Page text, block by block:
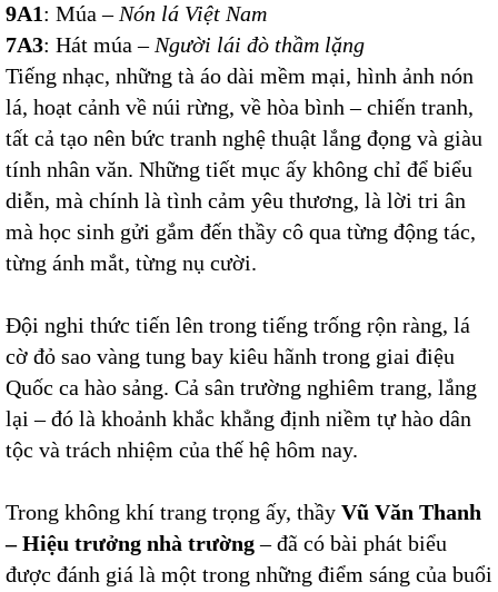
9A1: Múa – Nón lá Việt Nam
7A3: Hát múa – Người lái đò thầm lặng
Tiếng nhạc, những tà áo dài mềm mại, hình ảnh nón
lá, hoạt cảnh về núi rừng, về hòa bình – chiến tranh,
tất cả tạo nên bức tranh nghệ thuật lắng đọng và giàu
tính nhân văn. Những tiết mục ấy không chỉ để biểu
diễn, mà chính là tình cảm yêu thương, là lời tri ân
mà học sinh gửi gắm đến thầy cô qua từng động tác,
từng ánh mắt, từng nụ cười.
Đội nghi thức tiến lên trong tiếng trống rộn ràng, lá
cờ đỏ sao vàng tung bay kiêu hãnh trong giai điệu
Quốc ca hào sảng. Cả sân trường nghiêm trang, lắng
lại – đó là khoảnh khắc khẳng định niềm tự hào dân
tộc và trách nhiệm của thế hệ hôm nay.
Trong không khí trang trọng ấy, thầy Vũ Văn Thanh
– Hiệu trưởng nhà trường– đã có bài phát biểu
được đánh giá là một trong những điểm sáng của buổi